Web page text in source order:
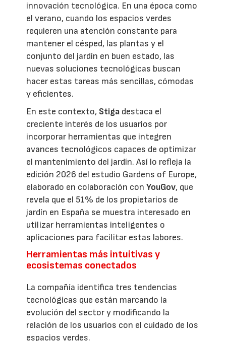
innovación tecnológica. En una época como
el verano, cuando los espacios verdes
requieren una atención constante para
mantener el césped, las plantas y el
conjunto del jardín en buen estado, las
nuevas soluciones tecnológicas buscan
hacer estas tareas más sencillas, cómodas
y eficientes.
En este contexto, Stiga destaca el
creciente interés de los usuarios por
incorporar herramientas que integren
avances tecnológicos capaces de optimizar
el mantenimiento del jardín. Así lo refleja la
edición 2026 del estudio Gardens of Europe,
elaborado en colaboración conYouGov, que
revela que el 51% de los propietarios de
jardín en España se muestra interesado en
utilizar herramientas inteligentes o
aplicaciones para facilitar estas labores.
Herramientas más intuitivas y
ecosistemas conectados
La compañía identifica tres tendencias
tecnológicas que están marcando la
evolución del sector y modificando la
relación de los usuarios con el cuidado de los
espacios verdes.